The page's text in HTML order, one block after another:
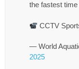
the fastest
CCTV
— World
2025